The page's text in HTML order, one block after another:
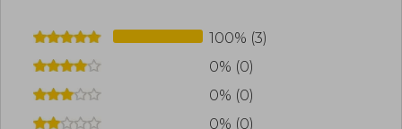
100% (3)
0% (0)
0% (0)
0% (0)